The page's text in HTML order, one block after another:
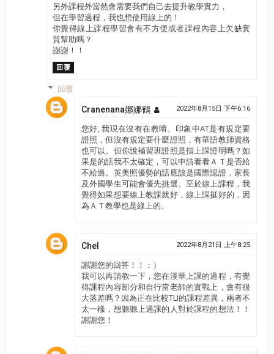
另外課程外當然會需要我們自己去提升教學實力，
但在學習過程，我也想使用線上的！
你覺得線上課程學習會有不方便或者課程內容上欠缺實
質幫助嗎？
謝謝！！
回覆
回覆
Cranenana娜娜鶴 2022年8月15日 下午6:16
您好, 我現在沒有在教唷。印象中AT是有規定要
證照，但沒有規定要什麼證照，有華語教師資格
也可以。但你說補習班證照是指上課證明嗎？如
果是的話我不太確定，可以申請看看ＡＴ是否給
不給過。英美照優勢的話應該是國際認證，家長
及外國學生可能會優先挑選。至於線上課程，我
覺得如果想要線上教課就好，線上課挺好的，因
為ＡＴ教學也是線上的。
Chel 2022年8月21日 上午8:25
謝謝您的回答！！：）
我可以再請教一下，您在漢華上課的過程，有覺
得課程內容部分和自行當老師的實戰上，會有很
大落差嗎？因為正在比較TLI的課程差異，兩者不
太一樣，想聽聽上過課的人對於課程的想法！！
謝謝您！